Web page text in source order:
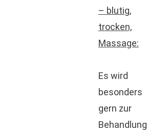
– blutig,
trocken,
Massage:
Es wird
besonders
gern zur
Behandlung